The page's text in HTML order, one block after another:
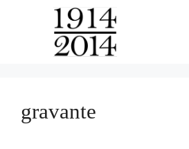
gravante